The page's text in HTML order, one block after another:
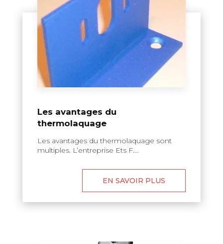
Les avantages du
thermolaquage
Les avantages du thermolaquage sont
multiples. L’entreprise Ets F....
EN SAVOIR PLUS